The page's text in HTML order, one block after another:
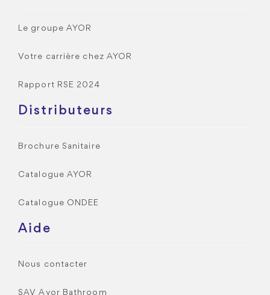
Le groupe AYOR
Votre carrière chez AYOR
Rapport RSE 2024
Distributeurs
Brochure Sanitaire
Catalogue AYOR
Catalogue ONDEE
Aide
Nous contacter
SAV Ayor Bathroom